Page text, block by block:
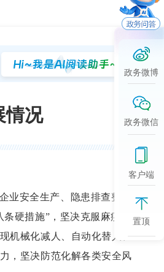
情况
业安全生产、隐患排查整治
条硬措施”，坚决克服麻痹思
机械化减人、自动化替人、
，坚决防范化解各类安全风
政务微博
政务微信
客户端
置顶